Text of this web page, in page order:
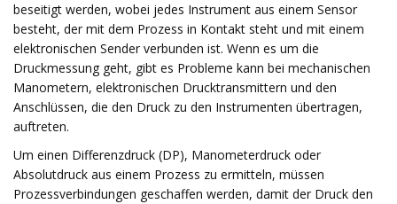
beseitigt werden, wobei jedes Instrument aus einem Sensor
besteht, der mit dem Prozess in Kontakt steht und mit einem
elektronischen Sender verbunden ist. Wenn es um die
Druckmessung geht, gibt es Probleme kann bei mechanischen
Manometern, elektronischen Drucktransmittern und den
Anschlüssen, die den Druck zu den Instrumenten übertragen,
auftreten.
Um einen Differenzdruck (DP), Manometerdruck oder
Absolutdruck aus einem Prozess zu ermitteln, müssen
Prozessverbindungen geschaffen werden, damit der Druck den